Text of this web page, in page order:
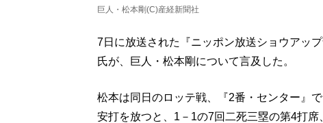
巨人・松本剛(C)産経新聞社
7日に放送された『ニッポン放送ショウアッ
氏が、巨人・松本剛について言及した。
松本は同日のロッテ戦、『2番・センター』
安打を放つと、1－1の7回二死三塁の第4打